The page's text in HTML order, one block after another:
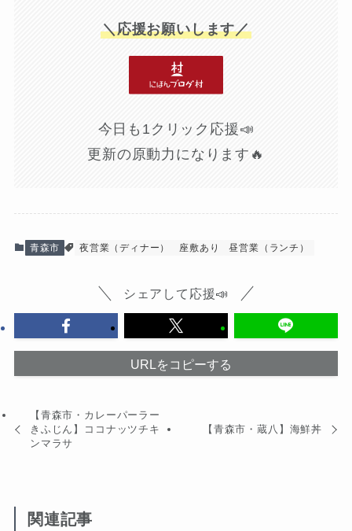
＼応援お願いします／
今日も1クリック応援📣
更新の原動力になります🔥
青森市 夜営業（ディナー） 座敷あり 昼営業（ランチ）
シェアして応援📣
URLをコピーする
【青森市・カレーパーラー
きふじん】ココナッツチキ
ンマラサ
【青森市・蔵八】海鮮丼
関連記事